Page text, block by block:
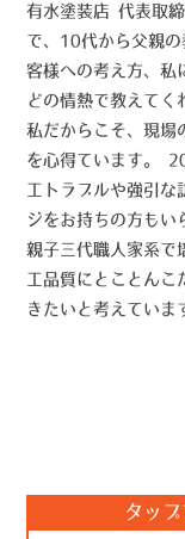
有水塗装店 代表取
で、10代から父親
客様への考え方、私
どの情熱で教えてく
私だからこそ、現場
を心得ています。
工トラブルや強引な
ジをお持ちの方もい
親子三代職人家系で
工品質にとことんこ
きたいと考えていま
タッ